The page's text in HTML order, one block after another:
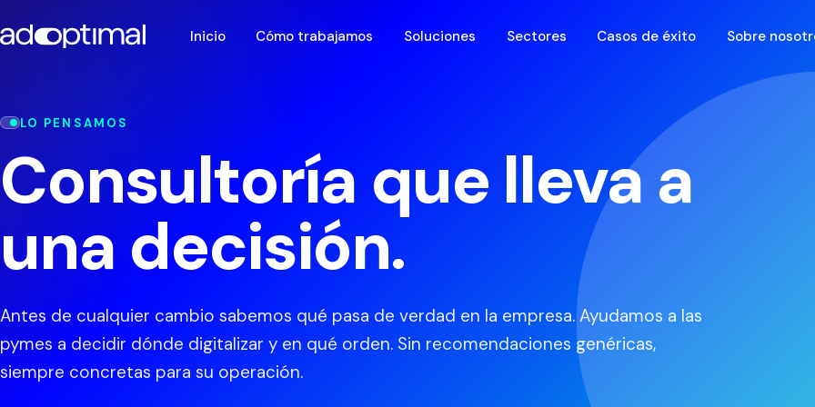
Inicio Cómo trabajamos Soluciones Sectores Casos de éxito Sobre
LO PENSAMOS
Consultoría que lleva a
una decisión.
Antes de cualquier cambio sabemos qué pasa de verdad en la empresa. Ayudamos a las
pymes a decidir dónde digitalizar y en qué orden. Sin recomendaciones genéricas,
siempre concretas para su operación.